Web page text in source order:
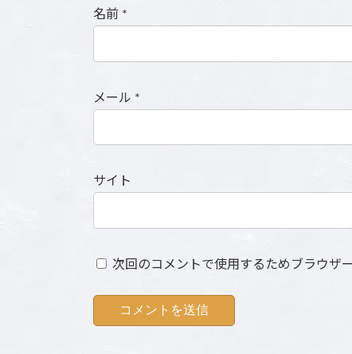
名前 *
メール *
サイト
次回のコメントで使用するためブラウザ